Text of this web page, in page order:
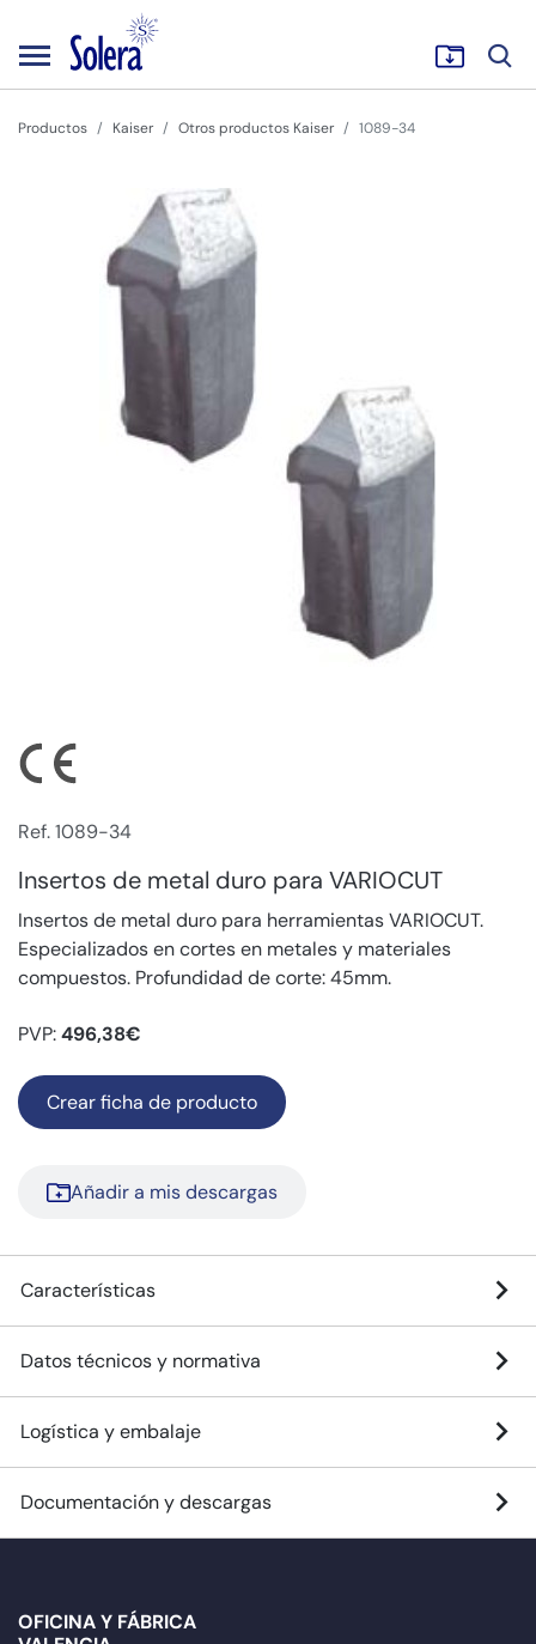
Productos Kaiser Otros productos Kaiser 1089-34
Ref. 1089-34
Insertos de metal duro para VARIOCUT
Insertos de metal duro para herramientas VARIOCUT.
Especializados en cortes en metales y materiales
compuestos. Profundidad de corte: 45mm.
PVP:496,38€
Crear ficha de producto
Añadir a mis descargas
Características
Datos técnicos y normativa
Logística y embalaje
Documentación y descargas
OFICINA Y FÁBRICA